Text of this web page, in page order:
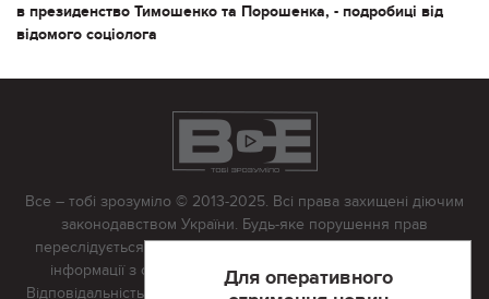
в президенство Тимошенко та Порошенка, - подробиці від
відомого соціолога
Для оперативного
Все – тобі зрозуміло © 2013-2025. Всі права захищені діючим
законодавством України. Будь-яке порушення прав
переслідується в судовому порядку. Будь-яке відтворення
інформації з сайту тільки з письмово дозволу редакції.
Відповідальність за достовірність усіх матеріалів, розміщених